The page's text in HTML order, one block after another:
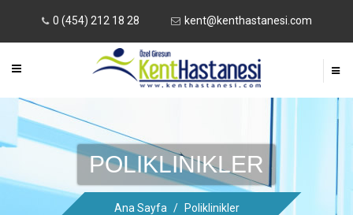
0 (454) 212 18 28 kent@kenthastanesi.com
POLIKLINIKLER
Ana Sayfa / Poliklinikler